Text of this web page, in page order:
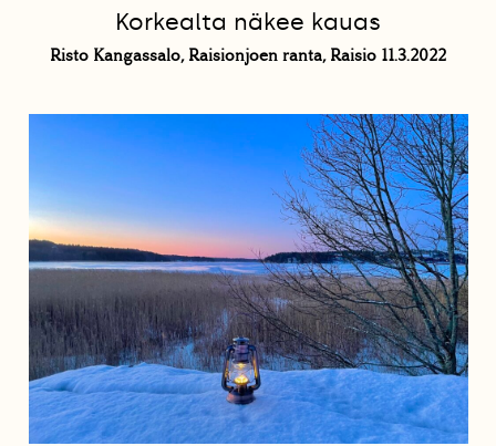
Korkealta näkee kauas
Risto Kangassalo, Raisionjoen ranta, Raisio 11.3.2022